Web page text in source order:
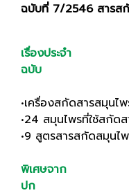
ฉบับที่ 7/2546 สารส
เรื่องประจำ
ฉบับ
•เครื่องสกัดสารสมุนไ
•24 สมุนไพรที่ใช้สกัด
•9 สูตรสารสกัดสมุนไ
พิเศษจาก
ปก